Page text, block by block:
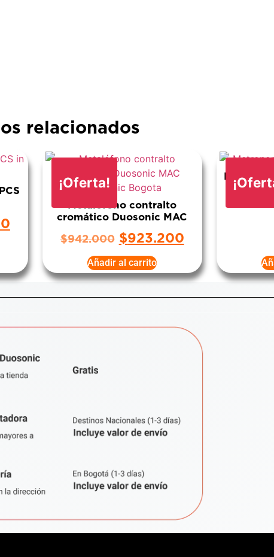
relacionados
¡Oferta!
Metalófono contralto
cromático Duosonic MAC
$942.000 $923.200
Añadir al carrito